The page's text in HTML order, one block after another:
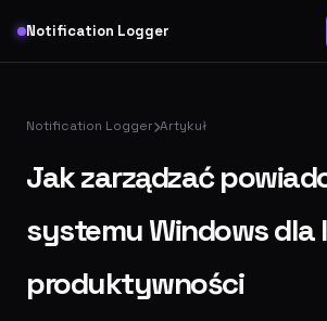
Notification Logger
Notification Logger Artykuł
Jak zarządzać
systemu Windows dla
produktywności